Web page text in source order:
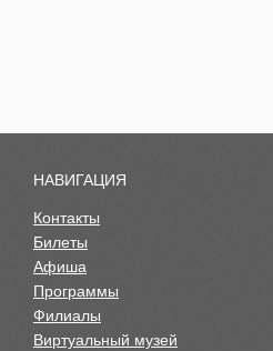
НАВИГАЦИЯ
Контакты
Билеты
Афиша
Программы
Филиалы
Виртуальный музей